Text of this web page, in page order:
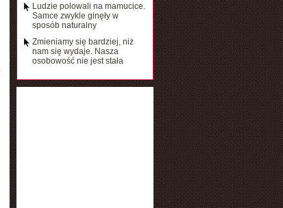
Ludzie polowali na mamucice.
Samce zwykle ginęły w
sposób naturalny
Zmieniamy się bardziej, niż
nam się wydaje. Nasza
osobowość nie jest stała